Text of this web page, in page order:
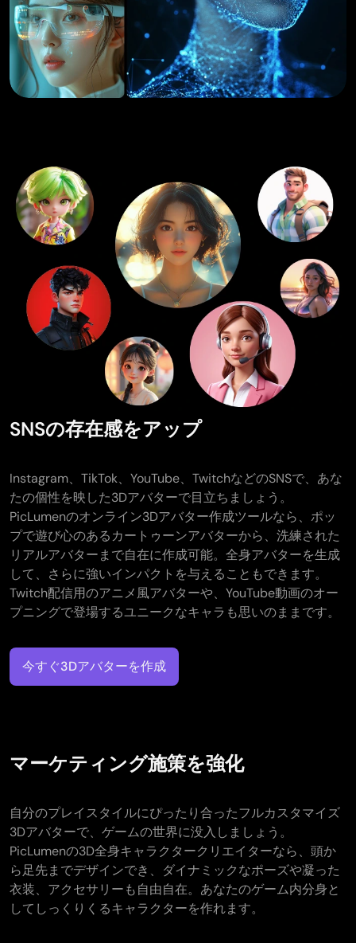
SNSの存在感をアップ
Instagram、TikTok、YouTube、TwitchなどのSNSで、あな
たの個性を映した3Dアバターで目立ちましょう。
PicLumenのオンライン3Dアバター作成ツールなら、ポッ
プで遊び心のあるカートゥーンアバターから、洗練された
リアルアバターまで自在に作成可能。全身アバターを生成
して、さらに強いインパクトを与えることもできます。
Twitch配信用のアニメ風アバターや、YouTube動画のオー
プニングで登場するユニークなキャラも思いのままです。
今すぐ3Dアバターを作成​
マーケティング施策を強化
自分のプレイスタイルにぴったり合ったフルカスタマイズ
3Dアバターで、ゲームの世界に没入しましょう。
PicLumenの3D全身キャラクタークリエイターなら、頭か
ら足先までデザインでき、ダイナミックなポーズや凝った
衣装、アクセサリーも自由自在。あなたのゲーム内分身と
してしっくりくるキャラクターを作れます。